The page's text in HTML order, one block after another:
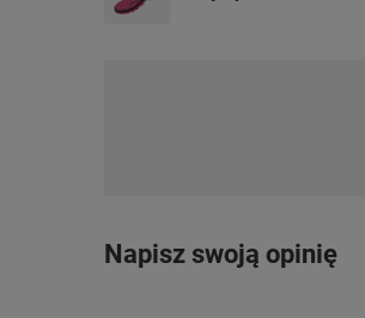
Napisz swoją opinię